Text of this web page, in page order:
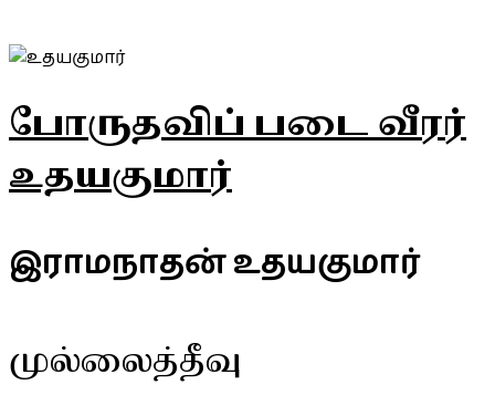
போருதவிப் படை வீரர்
உதயகுமார்
இராமநாதன் உதயகுமார்
முல்லைத்தீவு